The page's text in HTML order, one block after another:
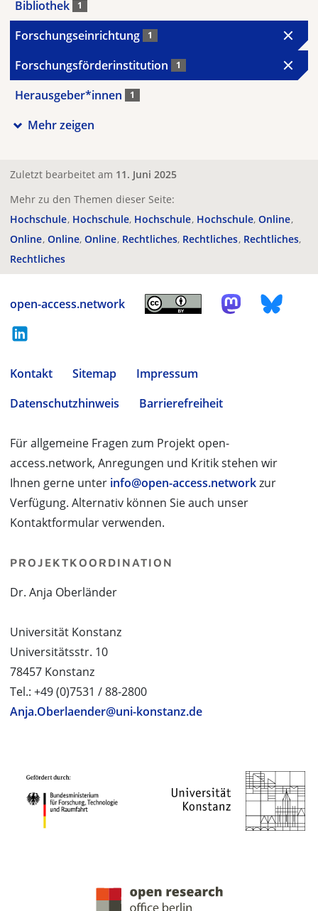
Bibliothek 1
Forschungseinrichtung 1
Forschungsförderinstitution 1
Herausgeber*innen 1
Mehr zeigen
Zuletzt bearbeitet am 11. Juni 2025
Mehr zu den Themen dieser Seite:
Hochschule Hochschule Hochschule Hochschule Online
Online Online Online Rechtliches Rechtliches Rechtliches
Rechtliches
open-access.network
Kontakt Sitemap
Impressum
Datenschutzhinweis
Barrierefreiheit
Für allgemeine Fragen zum Projekt open-
access.network, Anregungen und Kritik stehen wir
Ihnen gerne unter info@open-access.networkzur
Verfügung. Alternativ können Sie auch unser
Kontaktformular verwenden.
PROJEKTKOORDINATION
Dr. Anja Oberländer
Universität Konstanz
Universitätsstr. 10
78457 Konstanz
Tel.: +49 (0)7531 / 88-2800
Anja.Oberlaender@uni-konstanz.de